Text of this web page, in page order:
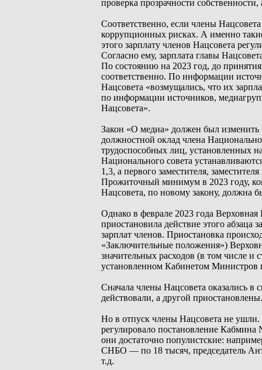
проверка прозрачности
Соответственно, если члены
коррупционных рисках. А именно
этого зарплату членов Нацсовета
Согласно ему, зарплата главы
По состоянию на 2023 год, до
соответственно. По информации
Нацсовета «возмущались, что их
по информации источников,
Нацсовета».
Закон «О медиа» должен был изменить
должностной оклад члена
трудоспособных лиц, установленных
Национального совета
1,3, а первого заместителя,
Прожиточный минимум в 2023 году,
Нацсовета, по новому закону, должна
Однако в феврале 2023 года
приостановила действие этого абзаца
зарплат членов. Приостановка
«Заключительные положения»)
значительных расходов (в том числе
установленном Кабинетом Министров
Сначала члены Нацсовета оказались в
действовали, а другой
Но в отпуск члены Нацсовета не ушли.
регулировало постановление
они достаточно популистские:
СНБО — по 18 тысяч, председатель
т.д.